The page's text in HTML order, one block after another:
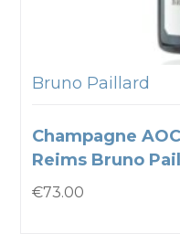
Bruno Paillard
Champagne
Reims Bruno
€73.00